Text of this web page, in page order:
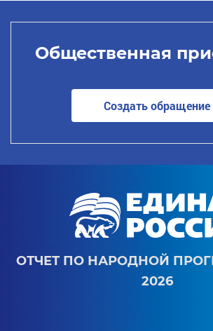
Общественная
Создать обращение
ОТЧЕТ ПО НАРОДНОЙ
2026